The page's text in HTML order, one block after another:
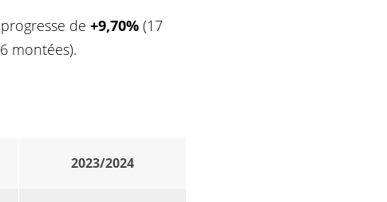
de +9,70% (17
montées).
2023/2024